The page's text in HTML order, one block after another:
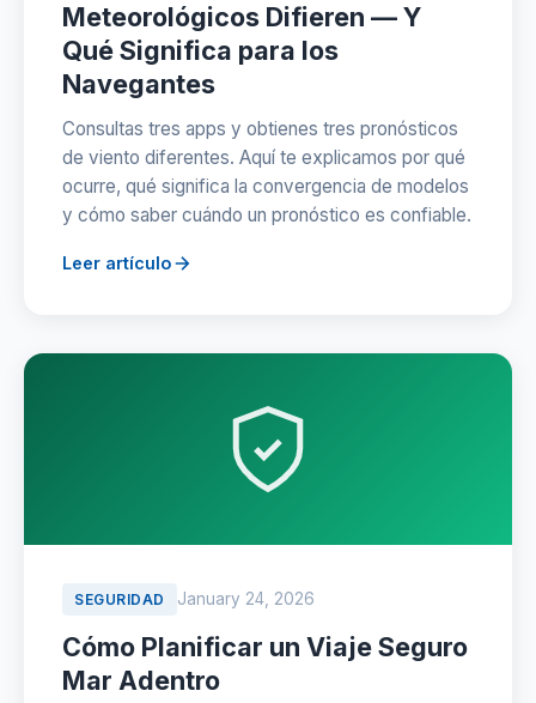
Meteorológicos Difieren — Y
Qué Significa para los
Navegantes
Consultas tres apps y obtienes tres pronósticos
de viento diferentes. Aquí te explicamos por qué
ocurre, qué significa la convergencia de modelos
y cómo saber cuándo un pronóstico es confiable.
Leer artículo
SEGURIDAD January 24, 2026
Cómo Planificar un Viaje Seguro
Mar Adentro